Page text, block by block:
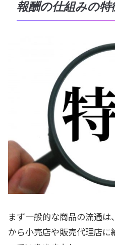
報酬の仕組みの特
まず一般的な商品の流通
から小売店や販売代理店